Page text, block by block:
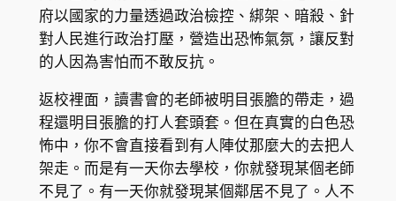
府以國家的力量透過政治檢控、綁架、暗殺、針
對人民進行政治打壓，營造出恐怖氣氛，讓反對
的人因為害怕而不敢反抗。
返校裡面，讀書會的老師被明目張膽的帶走，過
程還明目張膽的打人套頭套。但在真實的白色恐
怖中，你不會直接看到有人陣仗那麼大的去把人
架走。而是有一天你去學校，你就發現某個老師
不見了。有一天你就發現某個鄰居不見了。人不